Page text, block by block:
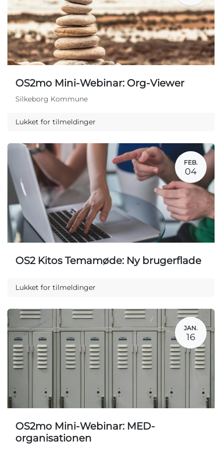
OS2mo Mini-Webinar: Org-Viewer
Silkeborg Kommune
Lukket for tilmeldinger
FEB.
04
OS2 Kitos Temamøde: Ny brugerflade
Lukket for tilmeldinger
JAN.
16
OS2mo Mini-Webinar: MED-
organisationen